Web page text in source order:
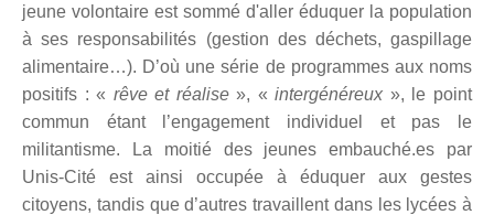
jeune volontaire est sommé d'aller éduquer la population
à ses responsabilités (gestion des déchets, gaspillage
alimentaire…). D’où une série de programmes aux noms
positifs : « rêve et réalise», «intergénéreux », le point
commun étant l’engagement individuel et pas le
militantisme. La moitié des jeunes embauché.es par
Unis-Cité est ainsi occupée à éduquer aux gestes
citoyens, tandis que d’autres travaillent dans les lycées à